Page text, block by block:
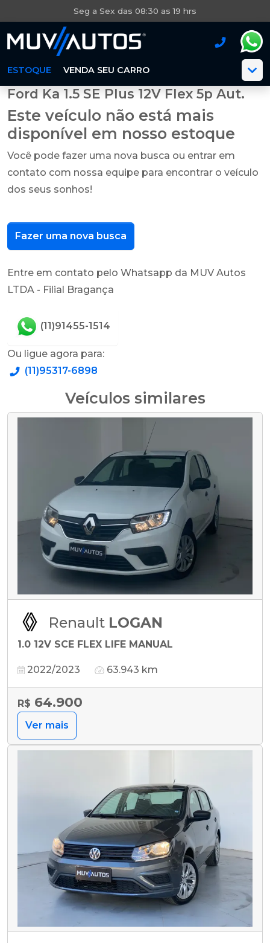
Seg a Sex das 08:30 as 19 hrs
ESTOQUE VENDA SEU CARRO
Ford Ka 1.5 SE Plus 12V Flex 5p Aut.
Este veículo não está mais
disponível em nosso estoque
Você pode fazer uma nova busca ou entrar em
contato com nossa equipe para encontrar o veículo
dos seus sonhos!
Fazer uma nova busca
Entre em contato pelo Whatsapp da MUV Autos
LTDA - Filial Bragança
(11)91455-1514
Ou ligue agora para:
(11)95317-6898
Veículos similares
Renault LOGAN
1.0 12V SCE FLEX LIFE MANUAL
2022/2023 63.943 km
R$ 64.900
Ver mais